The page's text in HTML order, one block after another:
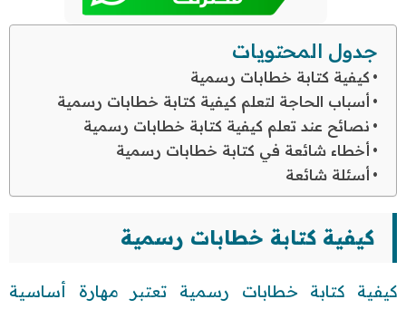
جدول المحتويات
كيفية كتابة خطابات رسمية
أسباب الحاجة لتعلم كيفية كتابة خطابات رسمية
نصائح عند تعلم كيفية كتابة خطابات رسمية
أخطاء شائعة في كتابة خطابات رسمية
أسئلة شائعة
كيفية كتابة خطابات رسمية
كيفية كتابة خطابات رسمية تعتبر مهارة أساسية